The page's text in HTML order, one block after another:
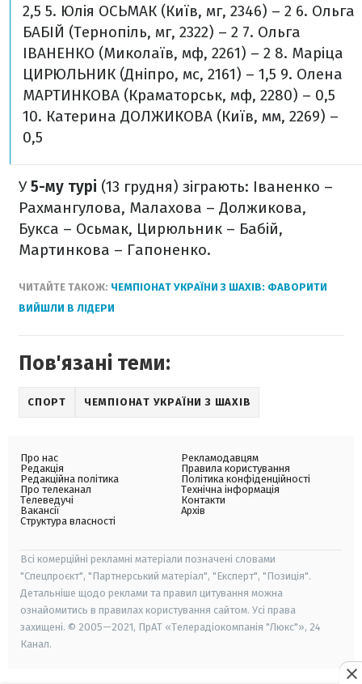
2,5 5. Юлія ОСЬМАК (Київ, мг, 2346) – 2 6. Ольга
БАБІЙ (Тернопіль, мг, 2322) – 2 7. Ольга
ІВАНЕНКО (Миколаїв, мф, 2261) – 2 8. Маріца
ЦИРЮЛЬНИК (Дніпро, мс, 2161) – 1,5 9. Олена
МАРТИНКОВА (Краматорськ, мф, 2280) – 0,5
10. Катерина ДОЛЖИКОВА (Київ, мм, 2269) –
0,5
У5-му турі (13 грудня) зіграють: Іваненко –
Рахмангулова, Малахова – Должикова,
Букса – Осьмак, Цирюльник – Бабій,
Мартинкова – Гапоненко.
ЧИТАЙТЕ ТАКОЖ: ЧЕМПІОНАТ УКРАЇНИ З ШАХІВ: ФАВОРИТИ
ВИЙШЛИ В ЛІДЕРИ
Пов'язані теми:
СПОРТ ЧЕМПІОНАТ УКРАЇНИ З ШАХІВ
Про нас
Редакція
Редакційна політика
Про телеканал
Телеведучі
Вакансії
Структура власності
Рекламодавцям
Правила користування
Політика конфіденційності
Технічна інформація
Контакти
Архів
Всі комерційні рекламні матеріали позначені словами
"Спецпроєкт", "Партнерський матеріал", "Експерт", "Позиція".
Детальніше щодо реклами та правил цитування можна
ознайомитись в правилах користування сайтом. Усі права
захищені. © 2005—2021, ПрАТ «Телерадіокомпанія "Люкс"», 24
Канал.